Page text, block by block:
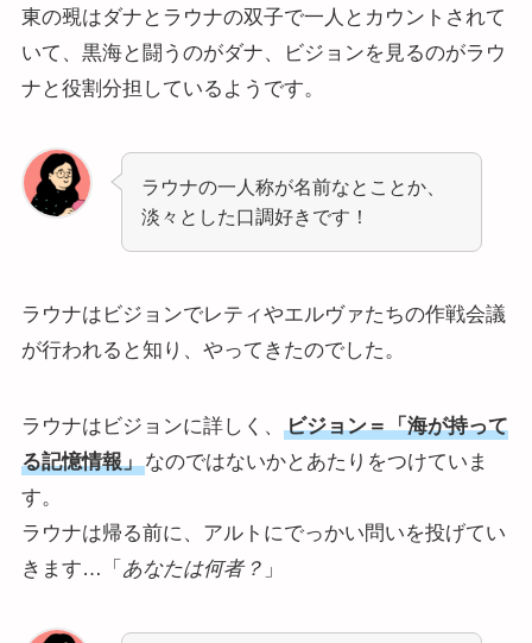
東の覡はダナとラウナの双子で一人とカウントされて
いて、黒海と闘うのがダナ、ビジョンを見るのがラウ
ナと役割分担しているようです。
ラウナの一人称が名前なとことか、
淡々とした口調好きです！
ラウナはビジョンでレティやエルヴァたちの作戦会議
が行われると知り、やってきたのでした。
ラウナはビジョンに詳しく、
ビジョン＝「海が持って
る記憶情報」なのではないかとあたりをつけていま
す。
ラウナは帰る前に、アルトにでっかい問いを投げてい
きます…「 あなたは何者？ 」